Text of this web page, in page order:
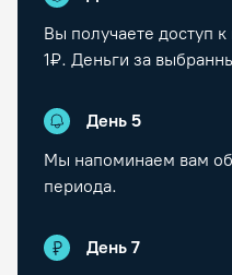
Вы получаете доступ
1₽. Деньги за
День 5
Мы напоминаем вам
периода.
День 7